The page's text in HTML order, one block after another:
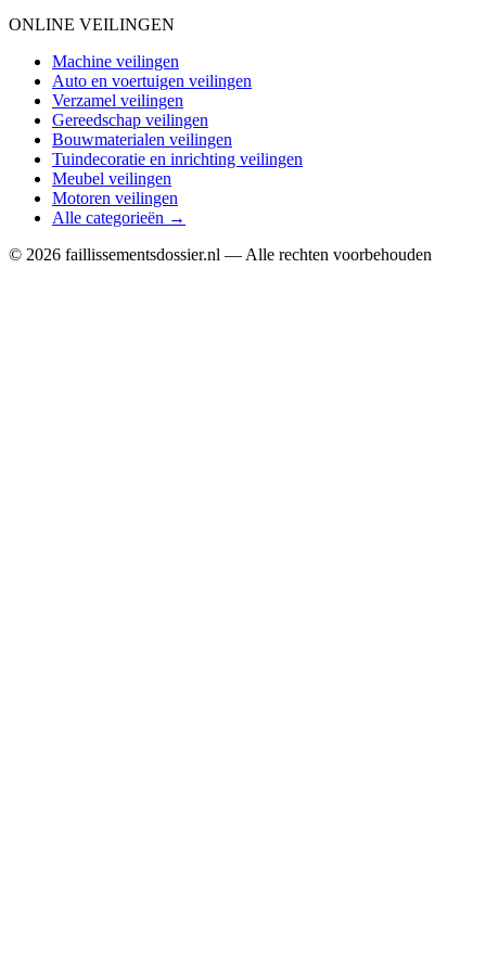
ONLINE VEILINGEN
Machine veilingen
Auto en voertuigen veilingen
Verzamel veilingen
Gereedschap veilingen
Bouwmaterialen veilingen
Tuindecoratie en inrichting veilingen
Meubel veilingen
Motoren veilingen
Alle categorieën →
© 2026 faillissementsdossier.nl — Alle rechten voorbehouden